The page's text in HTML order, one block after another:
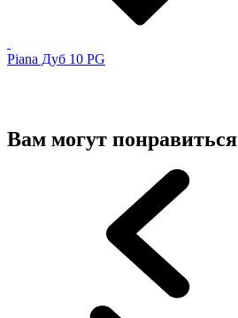
Piana Дуб 10 PG
Вам могут понравиться